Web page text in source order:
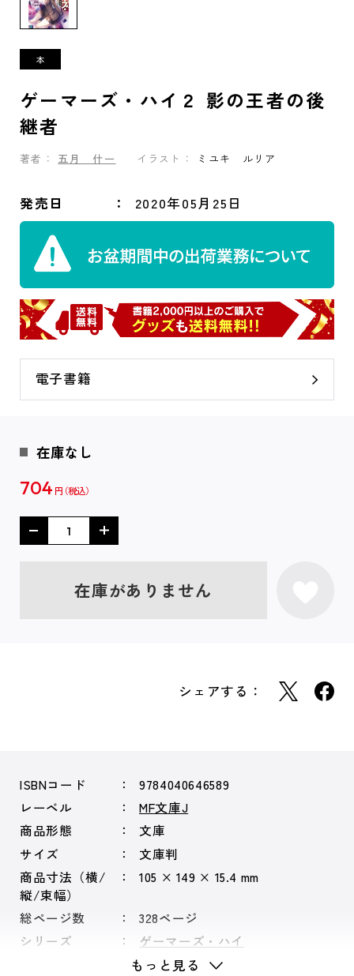
ゲーマーズ・ハイ２ 影の王者の後
継者
著者： 五月 什一 イラスト： ミユキ ルリア
発売日 2020年05月25日
電子書籍
在庫なし
704 円
在庫がありません
シェアする：
ISBNコード
9784040646589
レーベル
MF文庫J
商品形態
文庫
サイズ
文庫判
商品寸法（横/
縦/束幅）
105 × 149 × 15.4 mm
総ページ数
328ページ
シリーズ
ゲーマーズ・ハイ
もっと見る